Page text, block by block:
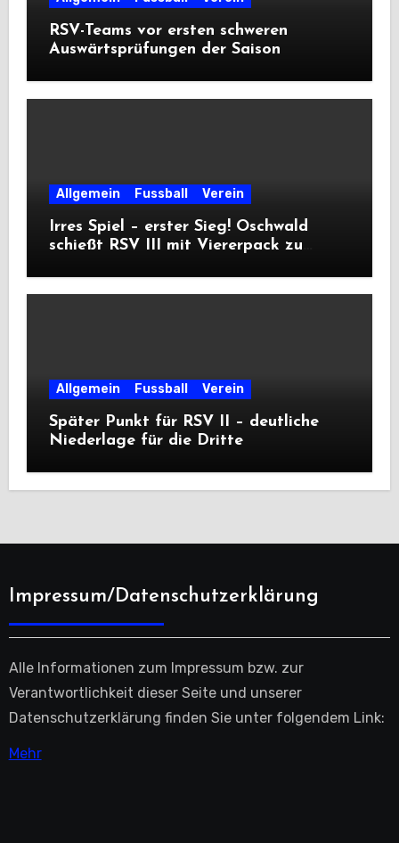
RSV-Teams vor ersten schweren
Auswärtsprüfungen der Saison
Allgemein Fussball Verein
Irres Spiel – erster Sieg! Oschwald
schießt RSV III mit Viererpack zu
Allgemein Fussball Verein
Später Punkt für RSV II – deutliche
Niederlage für die Dritte
Impressum/Datenschutzerklärung
Alle Informationen zum Impressum bzw. zur
Verantwortlichkeit dieser Seite und unserer
Datenschutzerklärung finden Sie unter folgendem Link:
Mehr